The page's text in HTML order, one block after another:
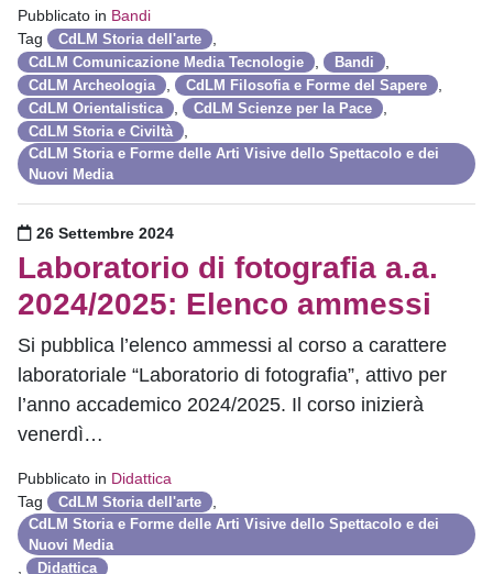
Pubblicato in Bandi
Tag
CdLM Storia dell'arte
CdLM Comunicazione Media Tecnologie Bandi
CdLM Archeologia CdLM Filosofia e Forme del Sapere
CdLM Orientalistica CdLM Scienze per la Pace
CdLM Storia e Civiltà
CdLM Storia e Forme delle Arti Visive dello Spettacolo e dei
Nuovi Media
Pubblicato il
26 Settembre 2024
Laboratorio di fotografia a.a.
2024/2025: Elenco ammessi
Si pubblica l’elenco ammessi al corso a carattere
laboratoriale “Laboratorio di fotografia”, attivo per
l’anno accademico 2024/2025. Il corso inizierà
venerdì…
Pubblicato in Didattica
Tag
CdLM Storia dell'arte
CdLM Storia e Forme delle Arti Visive dello Spettacolo e dei
Nuovi Media
Didattica